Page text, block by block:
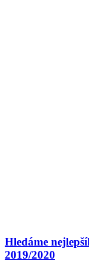
Hledáme
2019/2020